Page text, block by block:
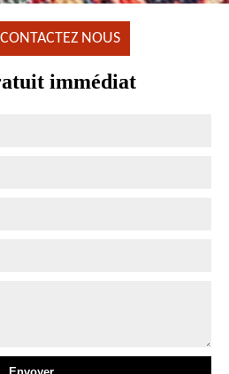
CONTACTEZ NOUS
immédiat